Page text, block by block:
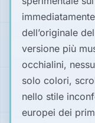
dell’originale
versione più
occhialini,
solo colori,
nello stile
europei dei